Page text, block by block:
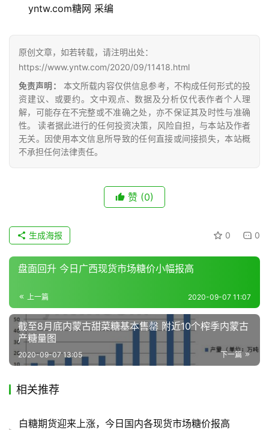
糖
网
公
众
号
现
专
地
区
频
道
产
yntw.com糖网 采编
原创文章，如若转载，请注明出处：
https://www.yntw.com/2020/09/11418.html
免责声明：
本文所载内容仅供信息参考，不构成任何形式的投
资建议、或要约。文中观点、数据及分析仅代表作者个人理
解，可能存在不完整或不准确之处，亦不保证其及时性与准确
性。 读者据此进行的任何投资决策，风险自担，与本站及作者
无关。因使用本文信息所导致的任何直接或间接损失，本站概
不承担任何法律责任。
赞 (0)
0 0
生成海报
盘面回升 今日广西现货市场糖价小幅报高
上一篇 2020-09-07 11:07
截至8月底内蒙古甜菜糖基本售罄 附近10个榨季内蒙古
产糖量图
下一篇
2020-09-07 13:05
相关推荐
白糖期货迎来上涨，今日国内各现货市场糖价报高